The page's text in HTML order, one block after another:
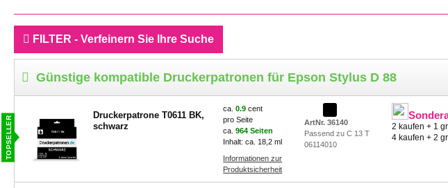
FILTER - Verfeinern Sie Ihre Suche
Günstige kompatible Druckerpatronen für Epson Stylus D 88
Druckerpatrone T0611 BK,
schwarz
ca.0.9cent
pro Seite
ca.964 Seiten
Inhalt: ca. 18,2 ml
Informationen zur
Produktsicherheit
ArtNr. 36140
Passend zu C 13 T
06114010
2 kaufen + 1
4 kaufen + 2